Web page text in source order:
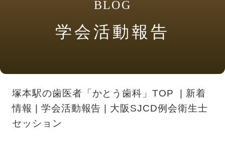
BLOG
学会活動報告
塚本駅の歯医者「かとう歯科」TOP
新着
情報
学会活動報告
大阪SJCD例会衛生士
セッション